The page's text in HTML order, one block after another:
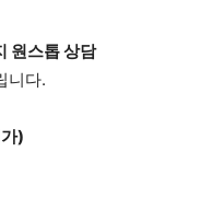
원스톱 상담
니다.
)